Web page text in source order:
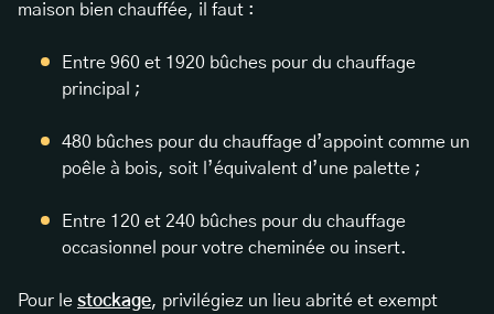
maison bien chauffée, il faut :
Entre 960 et 1920 bûches pour du chauffage
principal ;
480 bûches pour du chauffage d’appoint comme un
poêle à bois, soit l’équivalent d’une palette ;
Entre 120 et 240 bûches pour du chauffage
occasionnel pour votre cheminée ou insert.
Pour le stockage, privilégiez un lieu abrité et exempt